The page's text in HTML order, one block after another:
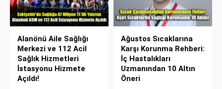
Alanönü Aile Sağlığı
Merkezi ve 112 Acil
Sağlık Hizmetleri
İstasyonu Hizmete
Açıldı!
Ağustos Sıcaklarına
Karşı Korunma Rehberi:
İç Hastalıkları
Uzmanından 10 Altın
Öneri